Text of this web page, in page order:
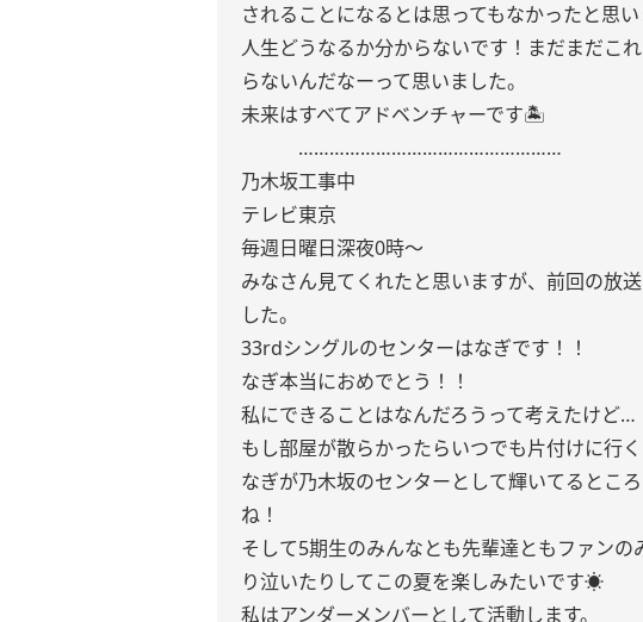
されることになるとは思ってもなかったと思い
人生どうなるか分からないです！まだまだこ
らないんだなーって思いました。
未来はすべてアドベンチャーです🏝️
……………………………………………
乃木坂工事中
テレビ東京
毎週日曜日深夜0時〜
みなさん見てくれたと思いますが、前回の放
した。
33rdシングルのセンターはなぎです！！
なぎ本当におめでとう！！
私にできることはなんだろうって考えたけど…
もし部屋が散らかったらいつでも片付けに行
なぎが乃木坂のセンターとして輝いてるとこ
ね！
そして5期生のみんなとも先輩達ともファン
り泣いたりしてこの夏を楽しみたいです☀️
私はアンダーメンバーとして活動します。